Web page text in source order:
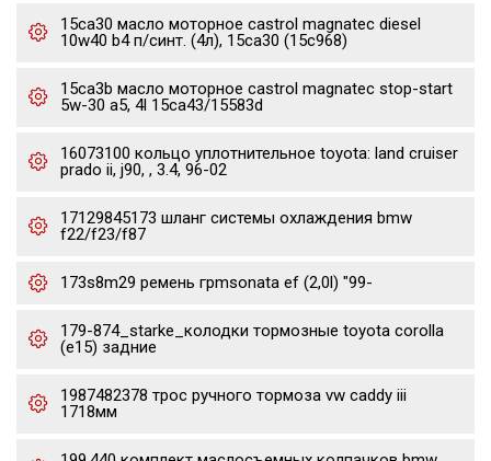
15ca30 масло моторное castrol magnatec diesel
10w40 b4 п/синт. (4л), 15ca30 (15c968)
15ca3b масло моторное castrol magnatec stop-start
5w-30 a5, 4l 15ca43/15583d
16073100 кольцо уплотнительное toyota: land cruiser
prado ii, j90, , 3.4, 96-02
17129845173 шланг системы охлаждения bmw
f22/f23/f87
173s8m29 ремень грmsonata ef (2,0l) "99-
179-874_starke_колодки тормозные toyota corolla
(e15) задние
1987482378 трос ручного тормоза vw caddy iii
1718мм